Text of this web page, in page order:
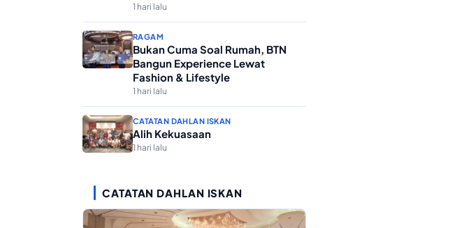
1 hari lalu
RAGAM
Bukan Cuma Soal Rumah, BTN
Bangun Experience Lewat
Fashion & Lifestyle
1 hari lalu
CATATAN DAHLAN ISKAN
Alih Kekuasaan
1 hari lalu
CATATAN DAHLAN ISKAN